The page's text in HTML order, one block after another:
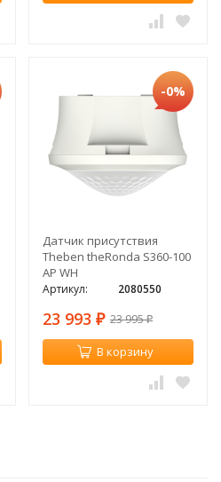
-0%
Датчик присутствия
Theben theRonda S360-100
AP WH
Артикул: 2080550
23 993 ₽ 23 995₽
В корзину